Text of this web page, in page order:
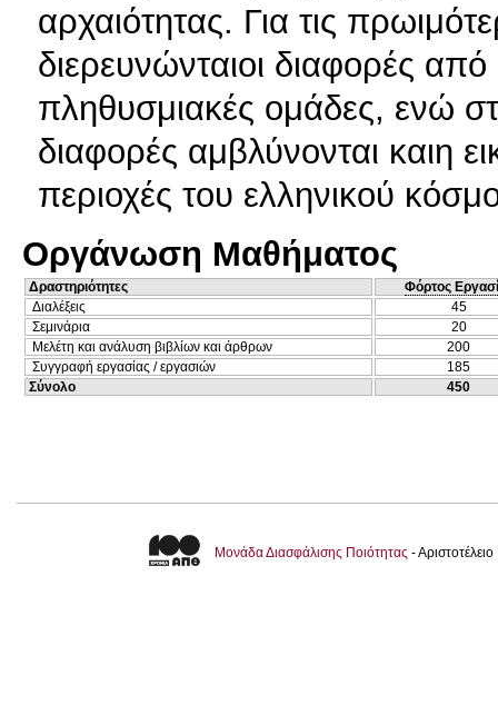
αρχαιότητας. Για τις
διερευνώνταιοι διαφορές
πληθυσμιακές ομάδες, ενώ
διαφορές αμβλύνονται καιη
περιοχές του ελληνικού
Οργάνωση Μαθήματος
Δραστηριότητες
Φόρτος
Διαλέξεις
45
Σεμινάρια
20
Μελέτη και ανάλυση βιβλίων και άρθρων
200
Συγγραφή εργασίας / εργασιών
185
Σύνολο
450
Μονάδα Διασφάλισης Ποιότητας -